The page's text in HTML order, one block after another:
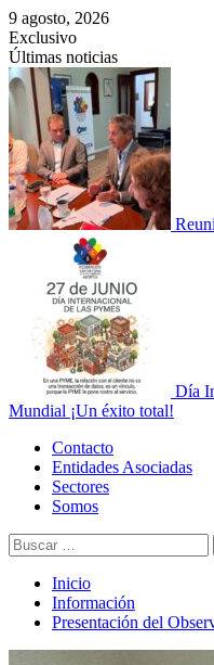
Saltar
al
contenido
9 agosto, 2026
Exclusivo
Últimas noticias
Día
Mundial ¡Un éxito total!
Menú
principal
Contacto
Entidades Asociadas
Sectores
Somos
Buscar:
Inicio
Información
Presentación del